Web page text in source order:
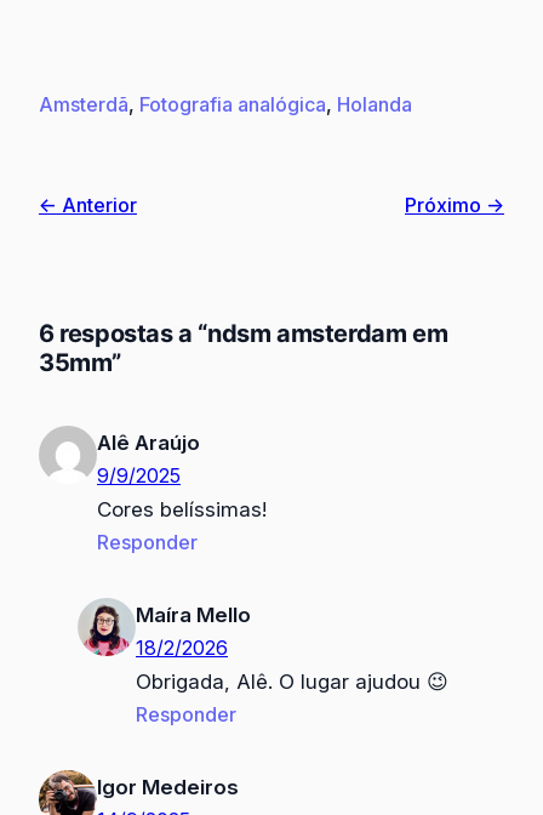
Amsterdã, Fotografia analógica, Holanda
← Anterior Próximo →
6 respostas a “ndsm amsterdam em
35mm”
Alê Araújo
9/9/2025
Cores belíssimas!
Responder
Maíra Mello
18/2/2026
Obrigada, Alê. O lugar ajudou 😉
Responder
Igor Medeiros